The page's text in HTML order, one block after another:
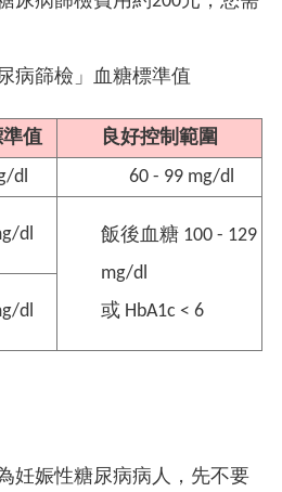
病篩檢」血糖標準值
值
良好控制範圍
dl
60 - 99 mg/dl
dl
飯後血糖 100 - 129
mg/dl
或 HbA1c < 6
dl
妊娠性糖尿病病人，先不要